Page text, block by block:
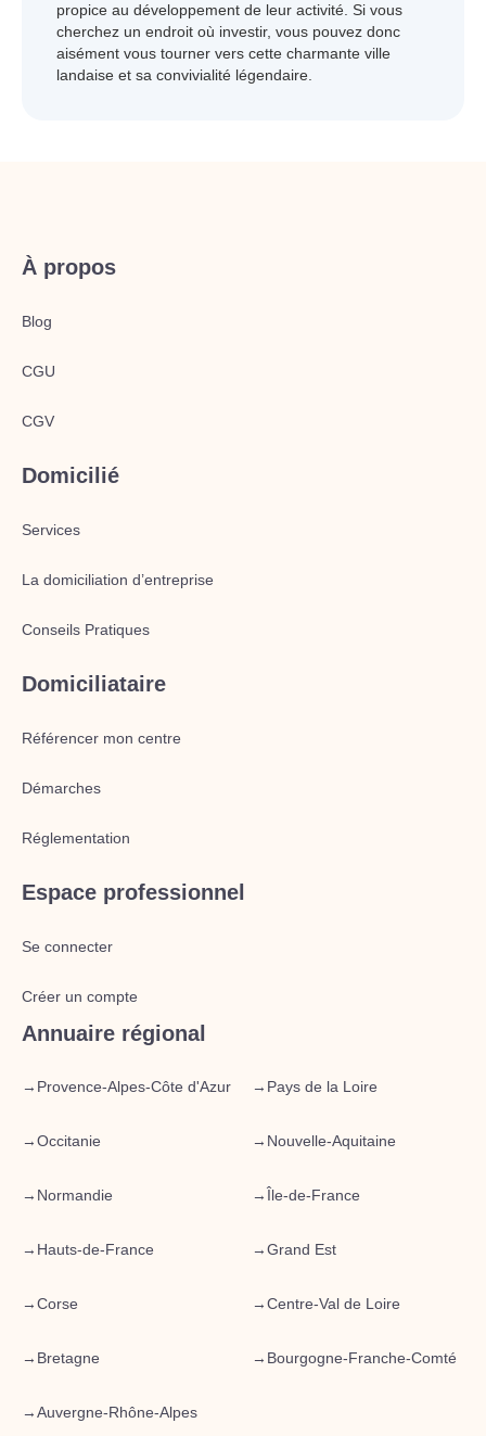
propice au développement de leur activité. Si vous
cherchez un endroit où investir, vous pouvez donc
aisément vous tourner vers cette charmante ville
landaise et sa convivialité légendaire.
À propos
Blog
CGU
CGV
Domicilié
Services
La domiciliation d’entreprise
Conseils Pratiques
Domiciliataire
Référencer mon centre
Démarches
Réglementation
Espace professionnel
Se connecter
Créer un compte
Annuaire régional
→ Provence-Alpes-Côte d'Azur → Pays de la Loire
→Occitanie → Nouvelle-Aquitaine
→ Normandie → Île-de-France
→ Hauts-de-France →Grand Est
→Corse →Centre-Val de Loire
→ Bretagne → Bourgogne-Franche-Comté
→Auvergne-Rhône-Alpes